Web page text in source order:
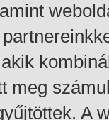
meg
A